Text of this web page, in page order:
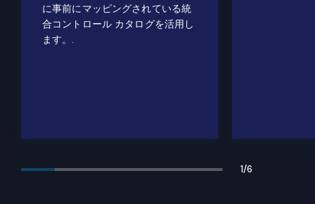
に事前にマッピングされている統
合コントロール カタログを活用し
ます。.
1/6